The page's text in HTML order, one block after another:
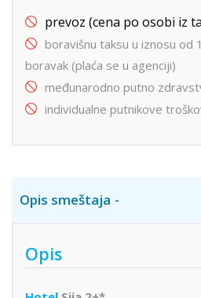
prevoz (cena po osobi iz
boravišnu taksu u iznosu od
boravak (plaća se u agenciji)
međunarodno putno
individualne putnikove
Opis smeštaja
Opis